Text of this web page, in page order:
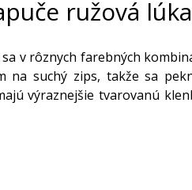
ružová lúka
v rôznych farebných
suchý zips, takže sa
výraznejšie tvarovanú